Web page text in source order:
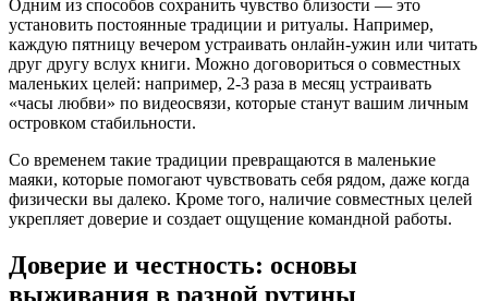
Одним из способов сохранить чувство близости — это
установить постоянные традиции и ритуалы. Например,
каждую пятницу вечером устраивать онлайн-ужин или читать
друг другу вслух книги. Можно договориться о совместных
маленьких целей: например, 2-3 раза в месяц устраивать
«часы любви» по видеосвязи, которые станут вашим личным
островком стабильности.
Со временем такие традиции превращаются в маленькие
маяки, которые помогают чувствовать себя рядом, даже когда
физически вы далеко. Кроме того, наличие совместных целей
укрепляет доверие и создает ощущение командной работы.
Доверие и честность: основы
выживания в разной рутины